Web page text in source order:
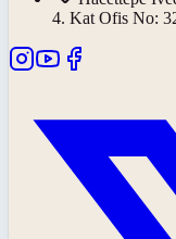
4. Kat Ofis No: